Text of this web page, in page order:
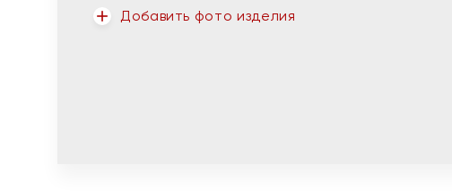
Добавить фото изделия